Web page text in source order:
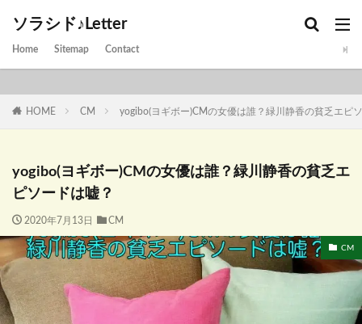
ソラシド♪Letter
Home Sitemap Contact
HOME CM yogibo(ヨギボー)CMの女優は誰？緑川静香の貧乏エピ
yogibo(ヨギボー)CMの女優は誰？緑川静香の貧乏エ
ピソードは嘘？
2020年7月13日 CM
CM